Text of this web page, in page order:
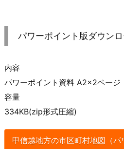
パワーポイント版ダウン
内容
パワーポイント資料 A2×2ページ
容量
334KB(zip形式圧縮)
甲信越地方の市区町村地図（